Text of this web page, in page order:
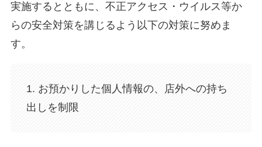
実施するとともに、不正アクセス・ウイルス等か
らの安全対策を講じるよう以下の対策に努めま
す。
1. お預かりした個人情報の、店外への持ち
出しを制限